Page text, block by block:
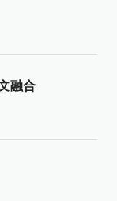
融合